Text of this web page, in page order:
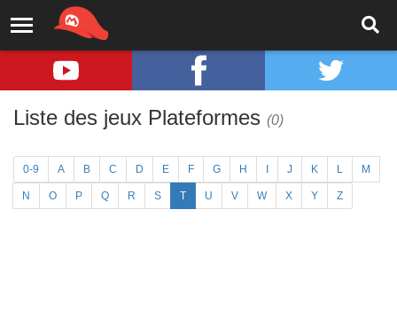
Liste des jeux Plateformes (0)
0-9 A B C D E F G H J K L M
N O P Q R S T U V W X Y Z